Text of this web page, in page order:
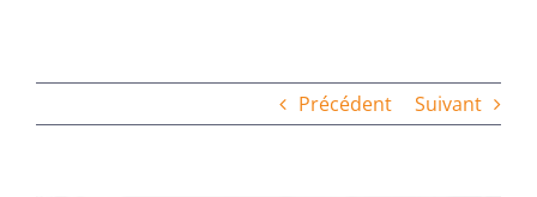
Précédent Suivant